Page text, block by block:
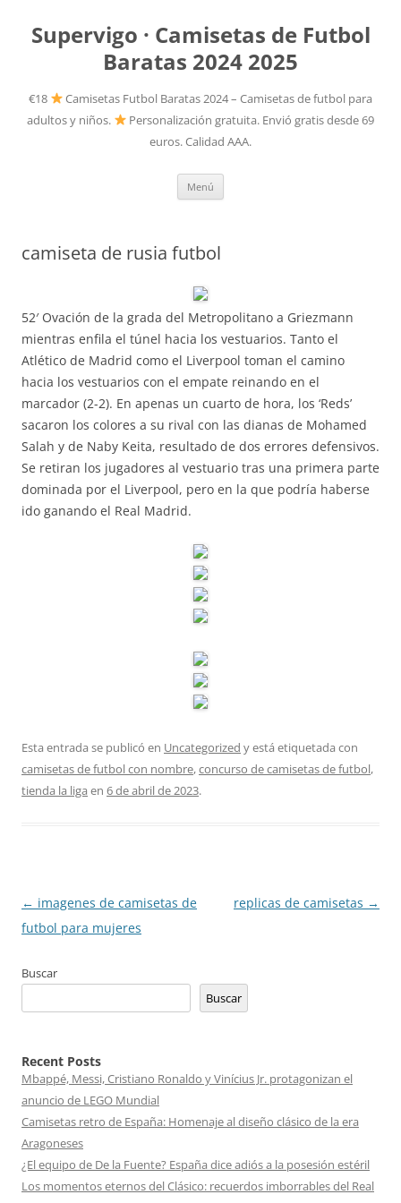
Supervigo · Camisetas de Futbol
Baratas 2024 2025
€18
Camisetas Futbol Baratas 2024 – Camisetas de futbol para
adultos y niños.
Personalización gratuita. Envió gratis desde 69
euros. Calidad AAA.
Menú
camiseta de rusia futbol
52′ Ovación de la grada del Metropolitano a Griezmann
mientras enfila el túnel hacia los vestuarios. Tanto el
Atlético de Madrid como el Liverpool toman el camino
hacia los vestuarios con el empate reinando en el
marcador (2-2). En apenas un cuarto de hora, los ‘Reds’
sacaron los colores a su rival con las dianas de Mohamed
Salah y de Naby Keita, resultado de dos errores defensivos.
Se retiran los jugadores al vestuario tras una primera parte
dominada por el Liverpool, pero en la que podría haberse
ido ganando el Real Madrid.
Esta entrada se publicó en Uncategorized y está etiquetada con
camisetas de futbol con nombre,concurso de camisetas de futbol,
tienda la liga en 6 de abril de 2023.
Navegación
de
← imagenes de camisetas de
futbol para mujeres
replicas de camisetas →
Buscar
Buscar
Recent Posts
Mbappé, Messi, Cristiano Ronaldo y Vinícius Jr. protagonizan el
anuncio de LEGO Mundial
Camisetas retro de España: Homenaje al diseño clásico de la era
Aragoneses
¿El equipo de De la Fuente? España dice adiós a la posesión estéril
Los momentos eternos del Clásico: recuerdos imborrables del Real